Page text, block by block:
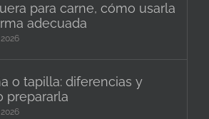
para carne, cómo usarla
adecuada
o tapilla: diferencias y
prepararla